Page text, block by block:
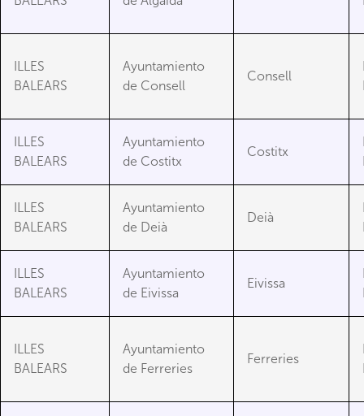
ILLES
BALEARS
Ayuntamiento
de Consell
Consell
ILLES
BALEARS
Ayuntamiento
de Costitx
Costitx
ILLES
BALEARS
Ayuntamiento
de Deià
Deià
ILLES
BALEARS
Ayuntamiento
de Eivissa
Eivissa
ILLES
BALEARS
Ayuntamiento
de Ferreries
Ferreries